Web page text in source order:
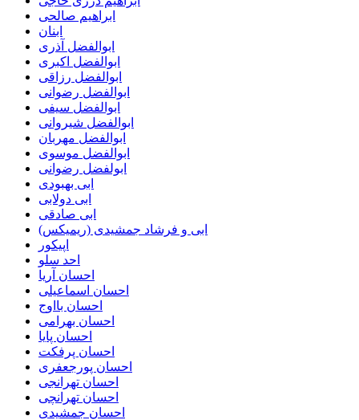
ابراهیم صالحی
ابنان
ابوالفضل آذری
ابوالفضل اکبری
ابوالفضل رزاقی
ابوالفضل رضوانی
ابوالفضل سیفی
ابوالفضل شیروانی
ابوالفضل مهربان
ابوالفضل موسوی
ابولفضل رضوانی
ابی بهبودی
ابی دولابی
ابی صادقی
ابی و فرشاد جمشیدی (ریمیکس)
اپیکور
احد سلو
احسان آریا
احسان اسماعیلی
احسان بااوج
احسان بهرامی
احسان پایا
احسان پرفکت
احسان پورجعفری
احسان تهرانجی
احسان تهرانچی
احسان جمشیدی